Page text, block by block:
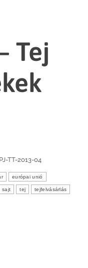
Tej
TT-2013-04
európai unió
sajt tej tejfelvásárlás